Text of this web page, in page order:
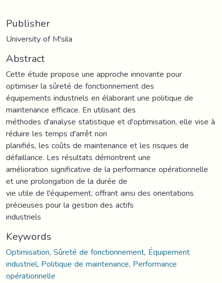
Publisher
University of M'sila
Abstract
Cette étude propose une approche innovante pour
optimiser la sûreté de fonctionnement des
équipements industriels en élaborant une politique de
maintenance efficace. En utilisant des
méthodes d'analyse statistique et d'optimisation, elle vise à
réduire les temps d'arrêt non
planifiés, les coûts de maintenance et les risques de
défaillance. Les résultats démontrent une
amélioration significative de la performance opérationnelle
et une prolongation de la durée de
vie utile de l'équipement, offrant ainsi des orientations
précieuses pour la gestion des actifs
industriels
Keywords
Optimisation,Sûreté de fonctionnement, Équipement
industriel, Politique de maintenance, Performance
opérationnelle